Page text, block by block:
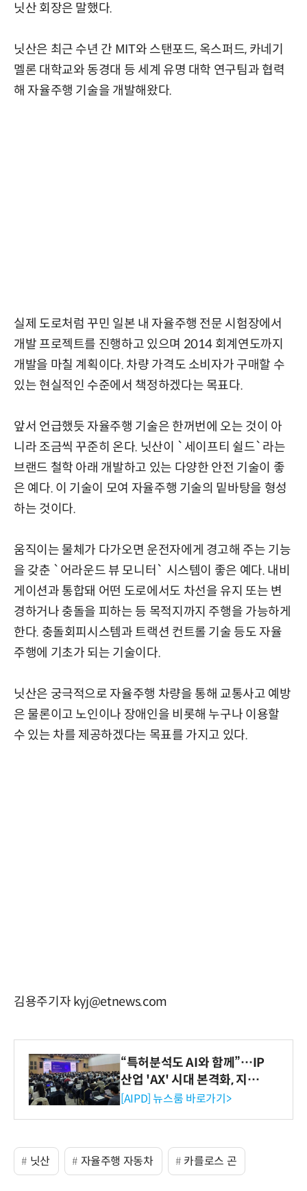
닛산 회장은 말했다.
닛산은 최근 수년 간 MIT와 스탠포드, 옥스퍼드, 카네기
멜론 대학교와 동경대 등 세계 유명 대학 연구팀과 협력
해 자율주행 기술을 개발해왔다.
실제 도로처럼 꾸민 일본 내 자율주행 전문 시험장에서
개발 프로젝트를 진행하고 있으며 2014 회계연도까지
개발을 마칠 계획이다. 차량 가격도 소비자가 구매할 수
있는 현실적인 수준에서 책정하겠다는 목표다.
앞서 언급했듯 자율주행 기술은 한꺼번에 오는 것이 아
니라 조금씩 꾸준히 온다. 닛산이 `세이프티 쉴드`라는
브랜드 철학 아래 개발하고 있는 다양한 안전 기술이 좋
은 예다. 이 기술이 모여 자율주행 기술의 밑바탕을 형성
하는 것이다.
움직이는 물체가 다가오면 운전자에게 경고해 주는 기능
을 갖춘 `어라운드 뷰 모니터` 시스템이 좋은 예다. 내비
게이션과 통합돼 어떤 도로에서도 차선을 유지 또는 변
경하거나 충돌을 피하는 등 목적지까지 주행을 가능하게
한다. 충돌회피시스템과 트랙션 컨트롤 기술 등도 자율
주행에 기초가 되는 기술이다.
닛산은 궁극적으로 자율주행 차량을 통해 교통사고 예방
은 물론이고 노인이나 장애인을 비롯해 누구나 이용할
수 있는 차를 제공하겠다는 목표를 가지고 있다.
김용주기자 kyj@etnews.com
“특허분석도 AI와 함께”…IP
산업 'AX' 시대 본격화, 지식
재산처 1호 AI IP데이터분석
[AIPD] 뉴스룸 바로가기>
닛산 자율주행 자동차 카를로스 곤